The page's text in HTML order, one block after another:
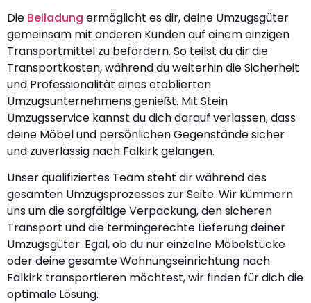
Die Beiladung ermöglicht es dir, deine Umzugsgüter
gemeinsam mit anderen Kunden auf einem einzigen
Transportmittel zu befördern. So teilst du dir die
Transportkosten, während du weiterhin die Sicherheit
und Professionalität eines etablierten
Umzugsunternehmens genießt. Mit Stein
Umzugsservice kannst du dich darauf verlassen, dass
deine Möbel und persönlichen Gegenstände sicher
und zuverlässig nach Falkirk gelangen.
Unser qualifiziertes Team steht dir während des
gesamten Umzugsprozesses zur Seite. Wir kümmern
uns um die sorgfältige Verpackung, den sicheren
Transport und die termingerechte Lieferung deiner
Umzugsgüter. Egal, ob du nur einzelne Möbelstücke
oder deine gesamte Wohnungseinrichtung nach
Falkirk transportieren möchtest, wir finden für dich die
optimale Lösung.